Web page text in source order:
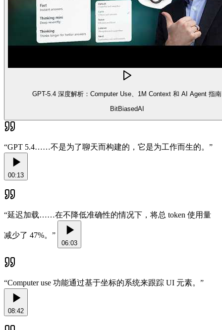
GPT-5.4 深度解析：Computer Use、1M Context 和 AI Agent 指南
BitBiasedAI
“GPT 5.4……不是为了聊天而构建的，它是为工作而生的。 ”
00:13
“延迟加载……在不降低准确性的情况下，将总 token 使用量
减少了 47%。 ”
06:03
“Computer use 功能通过基于坐标的系统来跟踪 UI 元素。 ”
08:42